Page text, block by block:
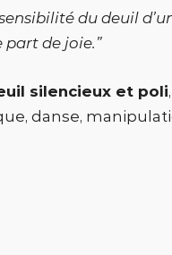
du deuil
de joie.”
silencieux et poli,
danse,